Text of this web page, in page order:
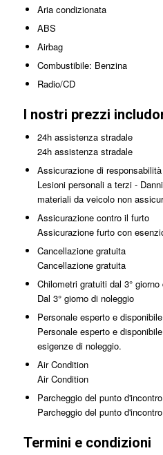
Aria condizionata
ABS
Airbag
Combustibile: Benzina
Radio/CD
I nostri prezzi
24h assistenza stradale
24h assistenza stradale
Assicurazione di
Lesioni personali a terzi -
materiali da veicolo non
Assicurazione contro il furto
Assicurazione furto con
Cancellazione gratuita
Cancellazione gratuita
Chilometri gratuiti dal 3°
Dal 3° giorno di noleggio
Personale esperto e disponibile
Personale esperto e
esigenze di noleggio.
Air Condition
Air Condition
Parcheggio del punto
Parcheggio del punto
Termini e condizioni